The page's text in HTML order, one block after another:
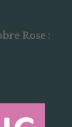
Rose :